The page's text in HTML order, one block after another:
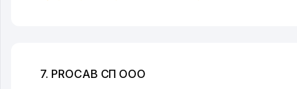
7. PROCAB СП ООО